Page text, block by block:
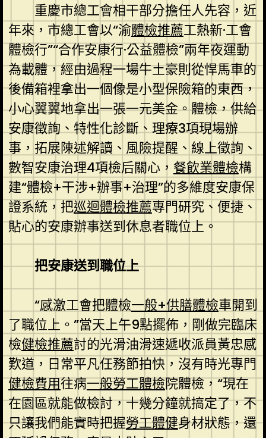
重慶市總工會相干部分擔任人先容，近
年來，市總工會以“渝體檢推薦工熱新·工會
體檢行”“合作安康行·公益體檢”兩年夜運動
為載體，經由過程一場牛土豪則從悍馬車的
後備箱裡拿出一個像是小型保險箱的東西，
小心翼翼地拿出一張一元美金。體檢，供給
安康徵詢、特性化診斷、理療3項現場辦
事，拓展陳述解讀、風險提醒、線上徵詢、
數智安康治理4項檢后關心， 餐飲業體檢構
建“體檢+干涉+辦事+治理”的多維度安康保
證系統，把巡迴體檢推薦專門研究、便捷、
貼心的安康辦事送到休息者職位上。
把安康送到職位上
“感激工會把體檢一般+供膳體檢車開到
了職位上。”當天上午9點擺佈，剛做完臨床
檢健檢推薦討的光滑油滑速遞收派員黃忠感
歎道，日常平凡任務節拍快，沒有時光專門
健檢費用往病一般勞工體檢院體檢，“現在
在園區就能做檢討，十幾分鐘就搞定了，不
只讓我們能實時把握勞工體健身材狀態，還